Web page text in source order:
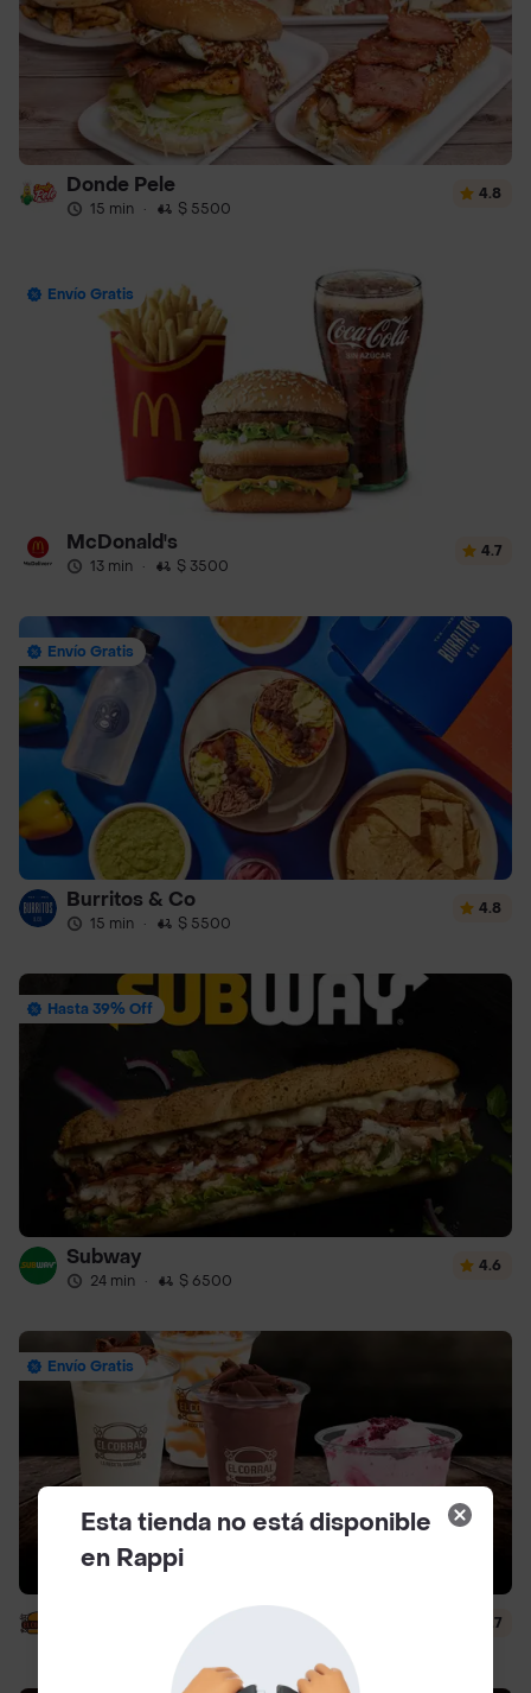
Donde Pele
15 min · $ 5500
4.8
Envío Gratis
McDonald's
13 min · $ 3500
4.7
Envío Gratis
Burritos & Co
15 min · $ 5500
4.8
Hasta 39% Off
Subway
24 min · $ 6500
4.6
Envío Gratis
El Corral - Malteadas y Helados
$ 5000
4.7
Esta tienda no está disponible
en Rappi